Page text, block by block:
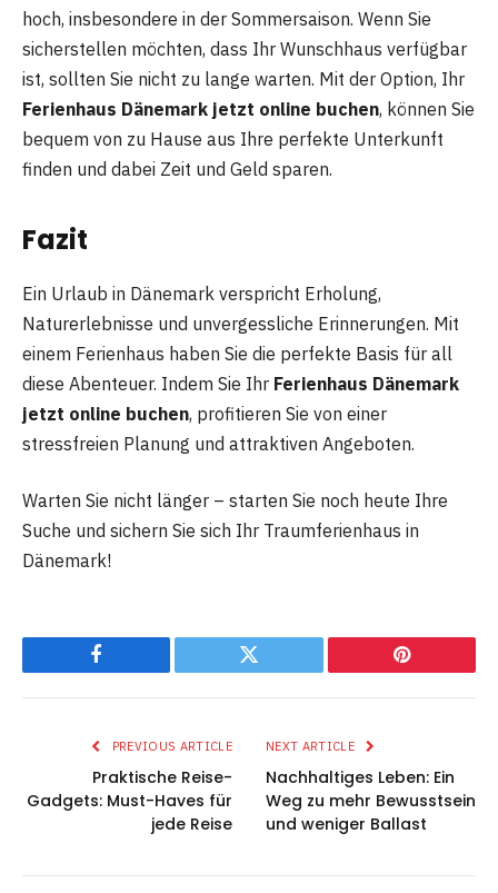
hoch, insbesondere in der Sommersaison. Wenn Sie
sicherstellen möchten, dass Ihr Wunschhaus verfügbar
ist, sollten Sie nicht zu lange warten. Mit der Option, Ihr
Ferienhaus Dänemark jetzt online buchen, können Sie
bequem von zu Hause aus Ihre perfekte Unterkunft
finden und dabei Zeit und Geld sparen.
Fazit
Ein Urlaub in Dänemark verspricht Erholung,
Naturerlebnisse und unvergessliche Erinnerungen. Mit
einem Ferienhaus haben Sie die perfekte Basis für all
diese Abenteuer. Indem Sie Ihr Ferienhaus Dänemark
jetzt online buchen, profitieren Sie von einer
stressfreien Planung und attraktiven Angeboten.
Warten Sie nicht länger – starten Sie noch heute Ihre
Suche und sichern Sie sich Ihr Traumferienhaus in
Dänemark!
Facebook Twitter Pinterest
PREVIOUS ARTICLE
Praktische Reise-
Gadgets: Must-Haves für
jede Reise
NEXT ARTICLE
Nachhaltiges Leben: Ein
Weg zu mehr Bewusstsein
und weniger Ballast